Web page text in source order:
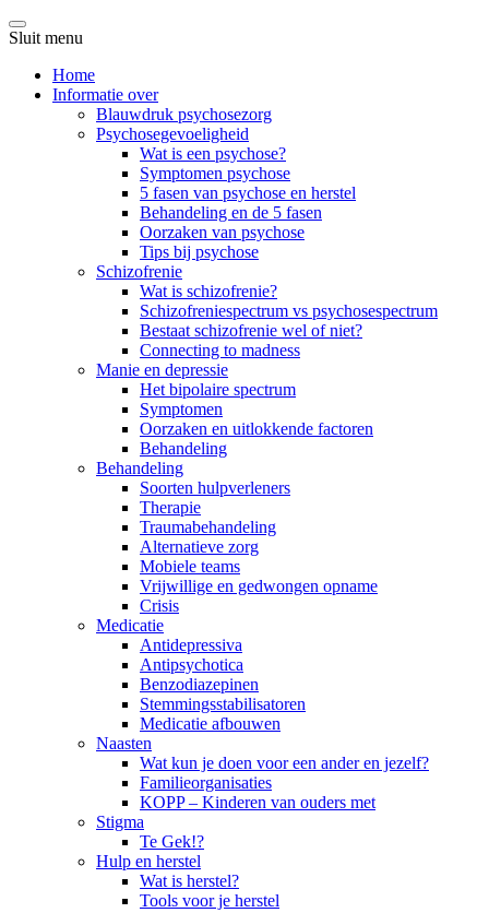
Sluit menu
Home
Informatie over
Blauwdruk psychosezorg
Psychosegevoeligheid
Wat is een psychose?
Symptomen psychose
5 fasen van psychose en herstel
Behandeling en de 5 fasen
Oorzaken van psychose
Tips bij psychose
Schizofrenie
Wat is schizofrenie?
Schizofreniespectrum vs psychosespectrum
Bestaat schizofrenie wel of niet?
Connecting to madness
Manie en depressie
Het bipolaire spectrum
Symptomen
Oorzaken en uitlokkende factoren
Behandeling
Behandeling
Soorten hulpverleners
Therapie
Traumabehandeling
Alternatieve zorg
Mobiele teams
Vrijwillige en gedwongen opname
Crisis
Medicatie
Antidepressiva
Antipsychotica
Benzodiazepinen
Stemmingsstabilisatoren
Medicatie afbouwen
Naasten
Wat kun je doen voor een ander en jezelf?
Familieorganisaties
KOPP – Kinderen van ouders met
Stigma
Te Gek!?
Hulp en herstel
Wat is herstel?
Tools voor je herstel